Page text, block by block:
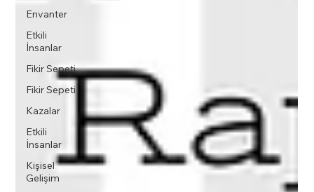
Envanter
Etkili
İnsanlar
Fikir Sepeti
Fikir Sepeti
Kazalar
Etkili
İnsanlar
Kişisel
Gelişim